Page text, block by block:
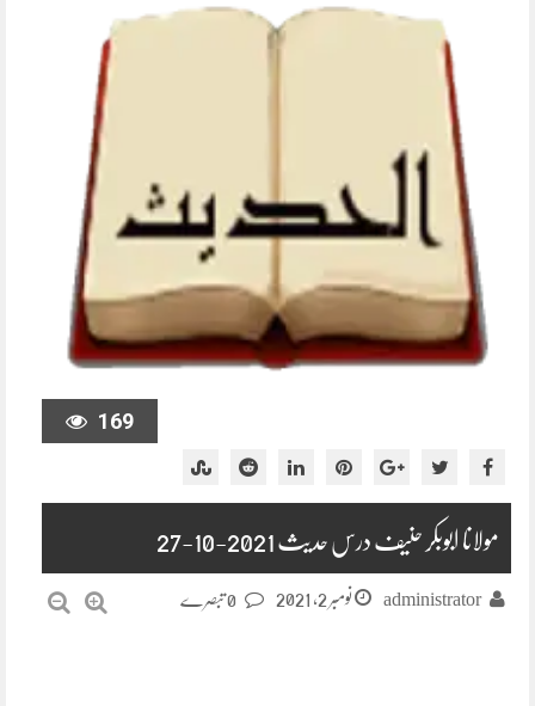
169
مولانا ابوبکر حنیف درس حدیث 2021-10-27
administrator نومبر 2, 2021